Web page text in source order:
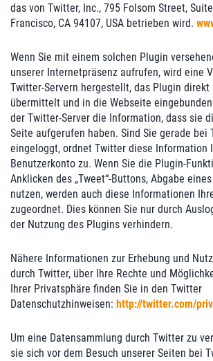
das von Twitter, Inc., 795 Folsom Street,
Francisco, CA 94107, USA betrieben wird.
Wenn Sie mit einem solchen Plugin
unserer Internetpräsenz aufrufen, wird eine
Twitter-Servern hergestellt, das Plugin direkt
übermittelt und in die Webseite
der Twitter-Server die Information, dass sie
Seite aufgerufen haben. Sind Sie gerade
eingeloggt, ordnet Twitter diese Information
Benutzerkonto zu. Wenn Sie die Plugin-
Anklicken des „Tweet“-Buttons, Abgabe
nutzen, werden auch diese Informationen
zugeordnet. Dies können Sie nur durch
der Nutzung des Plugins verhindern.
Nähere Informationen zur Erhebung und
durch Twitter, über Ihre Rechte und
Ihrer Privatsphäre finden Sie in den Twitter
Datenschutzhinweisen: http://twitter.com/
Um eine Datensammlung durch Twitter zu
sie sich vor dem Besuch unserer Seiten bei